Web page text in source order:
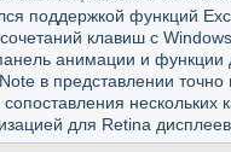
поддержкой функций
клавиш с
анимации и
в представлении
для Retina